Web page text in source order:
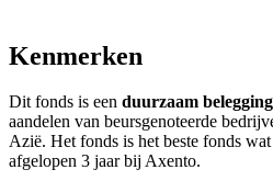
Kenmerken
Dit fonds is een duurzaam
aandelen van beursgenoteerde
Azië. Het fonds is het beste fonds
afgelopen 3 jaar bij Axento.